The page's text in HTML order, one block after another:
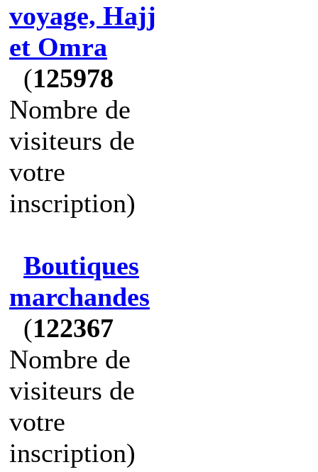
voyage, Hajj
et Omra
(125978
Nombre de
visiteurs de
votre
inscription)
Boutiques
marchandes
(122367
Nombre de
visiteurs de
votre
inscription)